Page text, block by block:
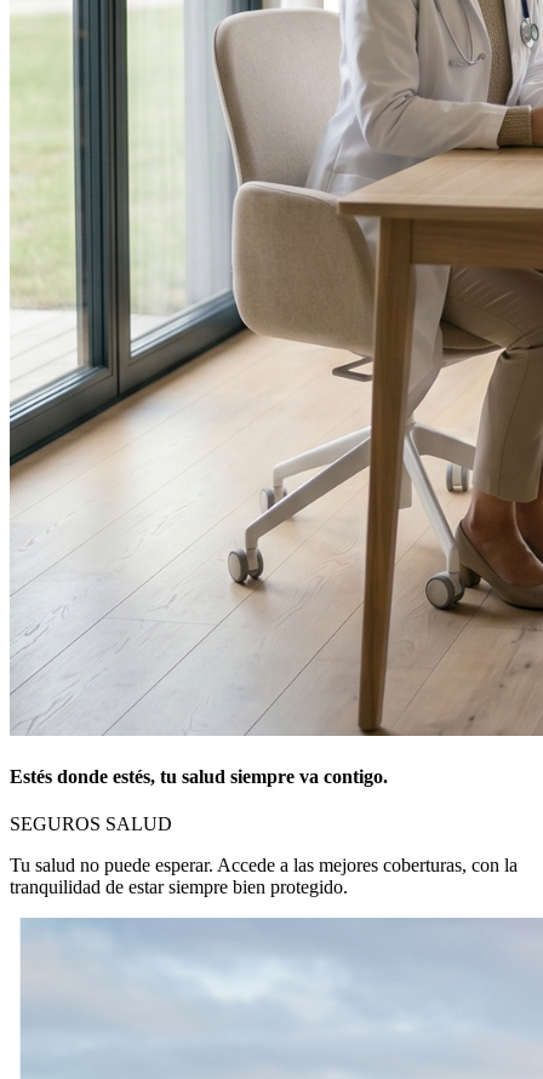
Estés donde estés, tu salud siempre va contigo.
SEGUROS SALUD
Tu salud no puede esperar. Accede a las mejores coberturas, con la
tranquilidad de estar siempre bien protegido.